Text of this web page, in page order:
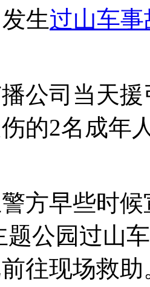
生过山车事
司当天援
的2名成年
早些时候
题公园过山
往现场救